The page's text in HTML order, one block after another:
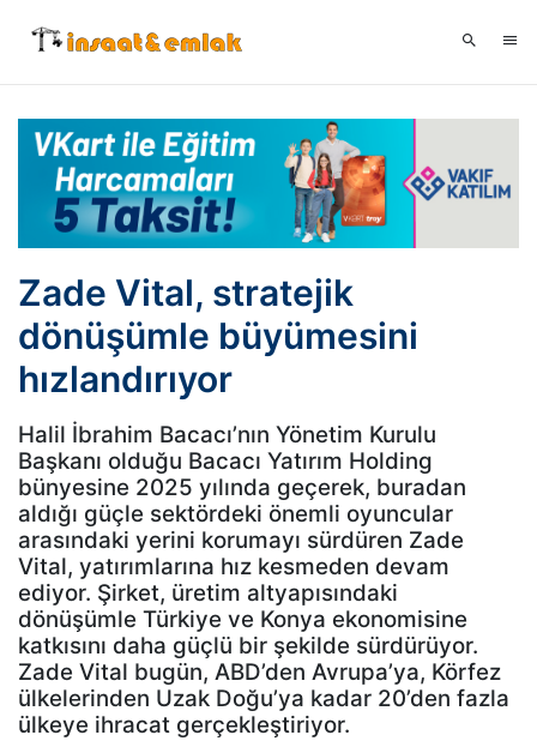
Zade Vital, stratejik
dönüşümle büyümesini
hızlandırıyor
Halil İbrahim Bacacı’nın Yönetim Kurulu
Başkanı olduğu Bacacı Yatırım Holding
bünyesine 2025 yılında geçerek, buradan
aldığı güçle sektördeki önemli oyuncular
arasındaki yerini korumayı sürdüren Zade
Vital, yatırımlarına hız kesmeden devam
ediyor. Şirket, üretim altyapısındaki
dönüşümle Türkiye ve Konya ekonomisine
katkısını daha güçlü bir şekilde sürdürüyor.
Zade Vital bugün, ABD’den Avrupa’ya, Körfez
ülkelerinden Uzak Doğu’ya kadar 20’den fazla
ülkeye ihracat gerçekleştiriyor.